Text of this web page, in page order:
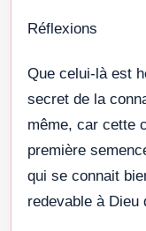
Réflexions
Que celui-là est
secret de la
même, car cette
première
qui se connait
redevable à Dieu